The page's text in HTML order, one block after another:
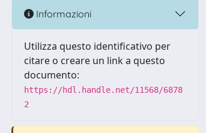
Informazioni
Utilizza questo identificativo per
citare o creare un link a questo
documento:
https://hdl.handle.net/11568/6878
2